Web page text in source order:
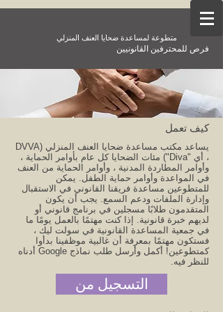
متطوعة لمساعدة ضحايا العنف المنزلي
فرص للمحترفين القانونيين
كيف تعمل
يساعد مكتب مساعدة ضحايا العنف المنزلي (DVVA
، أي "Diva") مئات الضحايا كل عام بأوامر الحماية ،
وأوامر المطاردة المدنية ، وأوامر الحماية من العنف
في المواعدة وأوامر حماية الطفل. يمكن
للمتطوعين مساعدة فريقنا القانوني في الاستقبال
وإدارة الملفات ودعم السمع. يجب أن يكون
المتقدمون طلابًا مسجلين في برنامج قانوني أو
لديهم خبرة قانونية. إذا كنت مهتمًا بالعمل يومًا ما
في جمعية المساعدة القانونية في سولت ليك ،
فستكون مهتمًا بمعرفة أن غالبية موظفينا بدأوا
كمتطوعين! أكمل وأرسل طلب نماذج Google أدناه
للنظر فيه.
التسجيل من